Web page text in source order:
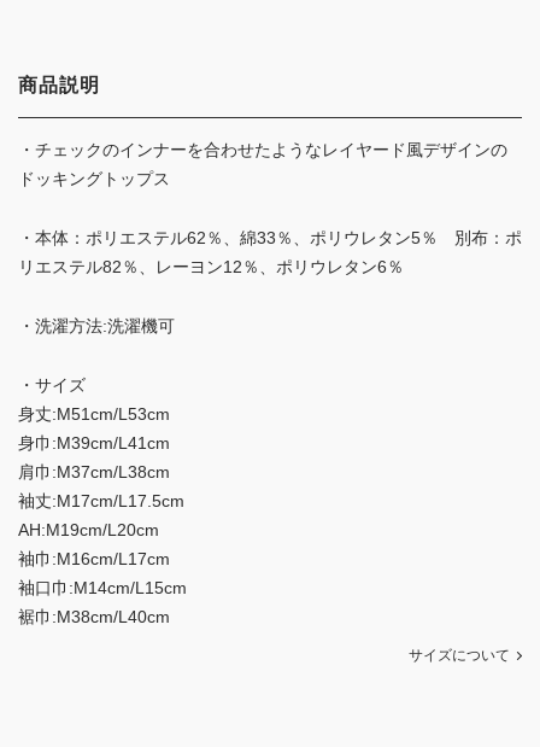
商品説明
・チェックのインナーを合わせたようなレイヤード風デザインの
ドッキングトップス
・本体：ポリエステル62％、綿33％、ポリウレタン5％ 別布：ポ
リエステル82％、レーヨン12％、ポリウレタン6％
・洗濯方法:洗濯機可
・サイズ
身丈:M51cm/L53cm
身巾:M39cm/L41cm
肩巾:M37cm/L38cm
袖丈:M17cm/L17.5cm
AH:M19cm/L20cm
袖巾:M16cm/L17cm
袖口巾:M14cm/L15cm
裾巾:M38cm/L40cm
サイズについて